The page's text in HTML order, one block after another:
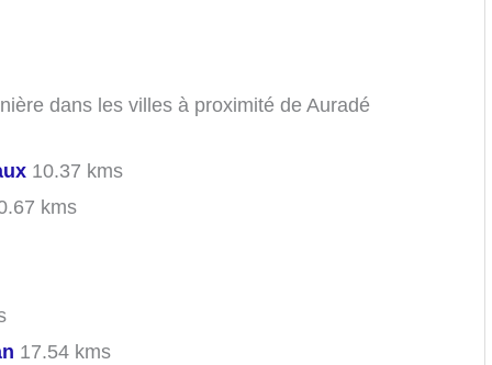
dans les villes à proximité de Auradé
10.37 kms
kms
17.54 kms